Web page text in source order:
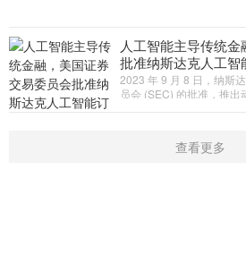
人工智能主导传统
批准纳斯达克人工智
2023 年 9 月 8 日，纳斯
员会 (SEC) 的批准，推
查看更多